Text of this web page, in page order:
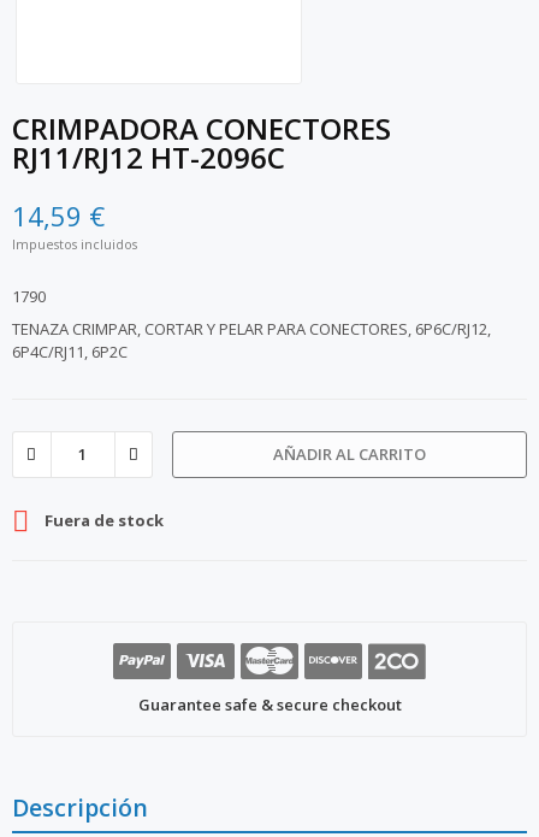
CRIMPADORA CONECTORES
RJ11/RJ12 HT-2096C
14,59 €
Impuestos incluidos
1790
TENAZA CRIMPAR, CORTAR Y PELAR PARA CONECTORES, 6P6C/RJ12,
6P4C/RJ11, 6P2C
AÑADIR AL CARRITO
 Fuera de stock
Guarantee safe & secure checkout
Descripción